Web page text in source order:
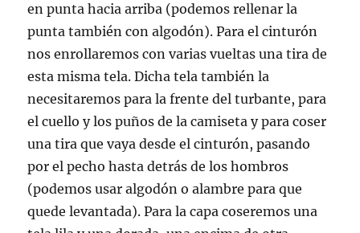
en punta hacia arriba (podemos rellenar la
punta también con algodón). Para el cinturón
nos enrollaremos con varias vueltas una tira de
esta misma tela. Dicha tela también la
necesitaremos para la frente del turbante, para
el cuello y los puños de la camiseta y para coser
una tira que vaya desde el cinturón, pasando
por el pecho hasta detrás de los hombros
(podemos usar algodón o alambre para que
quede levantada). Para la capa coseremos una